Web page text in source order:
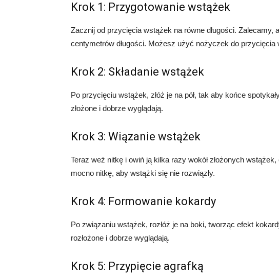
Krok 1: Przygotowanie wstążek
Zacznij od przycięcia wstążek na równe długości. Zalecamy,
centymetrów długości. Możesz użyć nożyczek do przycięcia
Krok 2: Składanie wstążek
Po przycięciu wstążek, złóż je na pół, tak aby końce
złożone i dobrze wyglądają.
Krok 3: Wiązanie wstążek
Teraz weź nitkę i owiń ją kilka razy wokół złożonych
mocno nitkę, aby wstążki się nie rozwiązły.
Krok 4: Formowanie kokardy
Po związaniu wstążek, rozłóż je na boki, tworząc efekt
rozłożone i dobrze wyglądają.
Krok 5: Przypięcie agrafką